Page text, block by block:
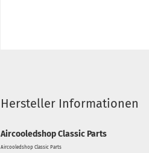
Hersteller Informationen
Aircooledshop Classic Parts
Aircooledshop Classic Parts